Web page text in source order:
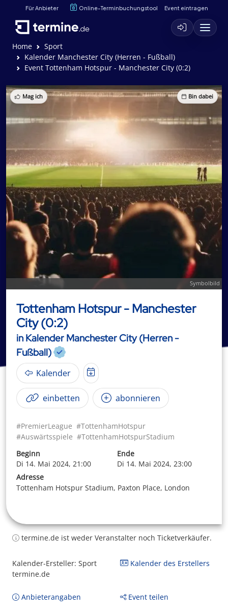
Für Anbieter Online-Terminbuchungstool Event eintragen
Home
Sport
Kalender Manchester City (Herren - Fußball)
Event Tottenham Hotspur - Manchester City (0:2)
Mag ich Bin dabei
Symbolbild
Tottenham Hotspur - Manchester
City (0:2)
in Kalender Manchester City (Herren -
Fußball)
Kalender
einbetten abonnieren
#PremierLeague #TottenhamHotspur
#Auswärtsspiele #TottenhamHotspurStadium
Beginn
Di 14. Mai 2024, 21:00
Ende
Di 14. Mai 2024, 23:00
Adresse
Tottenham Hotspur Stadium, Paxton Place, London
termine.de ist weder Veranstalter noch Ticketverkäufer.
Kalender-Ersteller: Sport
termine.de
Kalender des Erstellers
Anbieterangaben Event teilen